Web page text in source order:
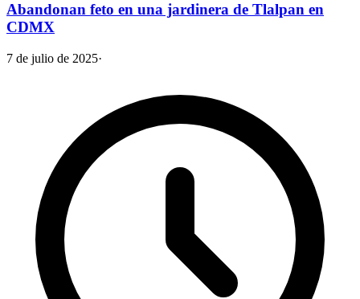
Abandonan feto en una jardinera de Tlalpan en
CDMX
7 de julio de 2025·